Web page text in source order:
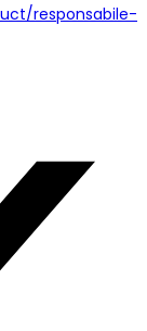
responsabile-